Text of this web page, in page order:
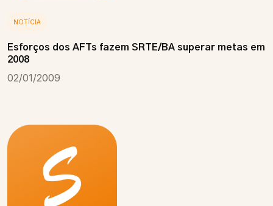
NOTÍCIA
Esforços dos AFTs fazem SRTE/BA superar metas em
2008
02/01/2009